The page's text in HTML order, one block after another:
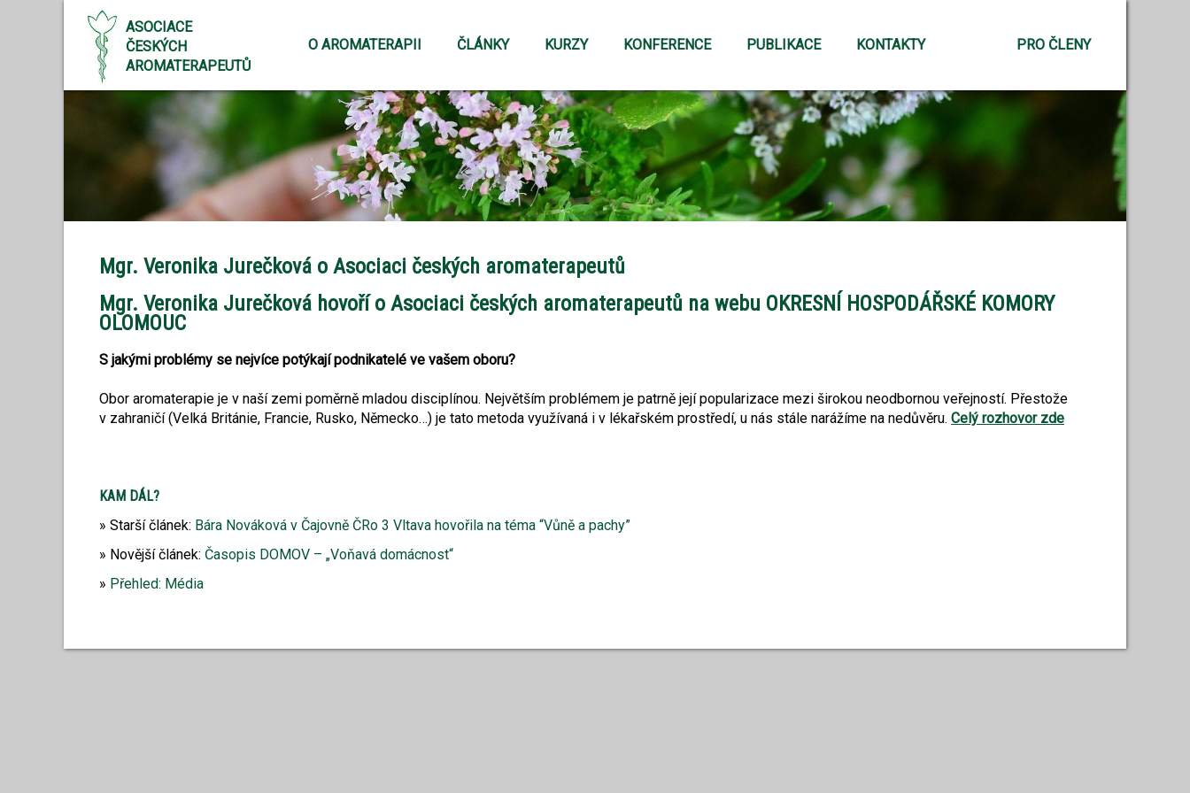
ASOCIACE
ČESKÝCH
AROMATERAPEUTŮ
O AROMATERAPII ČLÁNKY KURZY KONFERENCE PUBLIKACE KONTAKTY PRO ČLENY
Mgr. Veronika Jurečková o Asociaci českých aromaterapeutů
Mgr. Veronika Jurečková hovoří o Asociaci českých aromaterapeutů na webu OKRESNÍ HOSPODÁŘSKÉ KOMORY
OLOMOUC
S jakými problémy se nejvíce potýkají podnikatelé ve vašem oboru?
Obor aromaterapie je v naší zemi poměrně mladou disciplínou. Největším problémem je patrně její popularizace mezi širokou neodbornou veřejností. Přestože
v zahraničí (Velká Británie, Francie, Rusko, Německo…) je tato metoda využívaná i v lékařském prostředí, u nás stále narážíme na nedůvěru. Celý rozhovor zde
KAM DÁL?
Starší článek: Bára Nováková v Čajovně ČRo 3 Vltava hovořila na téma “Vůně a pachy”
Novější článek: Časopis DOMOV – „Voňavá domácnost“
Přehled: Média